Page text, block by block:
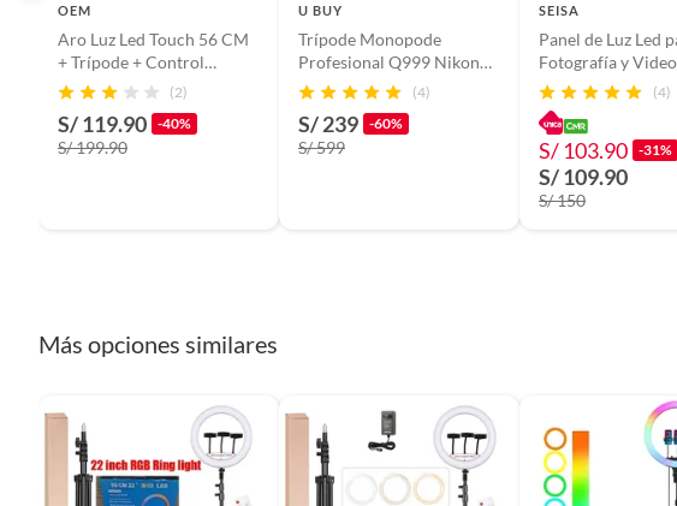
Modelo LJJ-56 RGB
Incluye
1 Aro de 56 cm RGB, 3
Control + 1 Conector a la
OEM
Aro Luz Led Touch 56 CM
+ Trípode + Control
Remoto para 3 Celulares
(2)
S/ 119.90 -40%
S/ 199.90
U BUY
Trípode Monopode
Profesional Q999 Nikon
Canon Sony +envío
(4)
S/ 239 -60%
S/ 599
SEISA
Panel de Luz Led
Fotografía y
Tripode L-3560
(4)
S/ 103.90 -31%
S/ 109.90
S/ 150
Más opciones similares